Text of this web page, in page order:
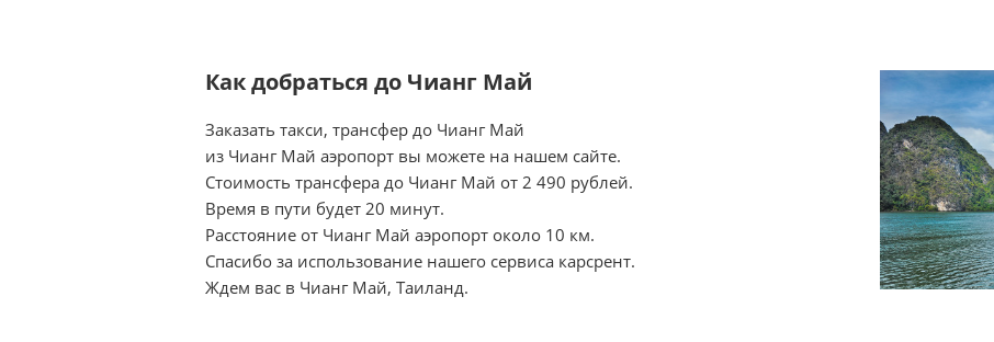
Как добраться до Чианг Май
Заказать такси, трансфер до Чианг Май
из Чианг Май аэропорт вы можете на нашем сайте.
Стоимость трансфера до Чианг Май от 2 490 рублей.
Время в пути будет 20 минут.
Расстояние от Чианг Май аэропорт около 10 км.
Спасибо за использование нашего сервиса карсрент.
Ждем вас в Чианг Май, Таиланд.